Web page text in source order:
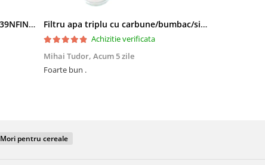
Side by Side Heinner HSBS-HM439NFINVDGWDE++, Total No Frost, Compresor Inverter, Dozator Apa, Display Touch LED, 439 L, Clasa E, Gri Antracit Texturat Filtru apa triplu cu carbune/bumbac/sita 3x3/4"*10
Achizitie verificata
Mihai Tudor, Acum 5 zile
Foarte bun .
Mori pentru cereale